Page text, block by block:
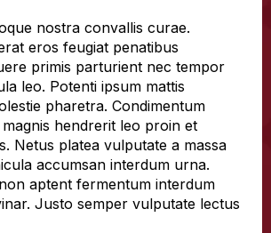
nostra convallis curae.
eros feugiat penatibus
primis parturient nec tempor
leo. Potenti ipsum mattis
pharetra. Condimentum
hendrerit leo proin et
Netus platea vulputate a massa
accumsan interdum urna.
aptent fermentum interdum
Justo semper vulputate lectus